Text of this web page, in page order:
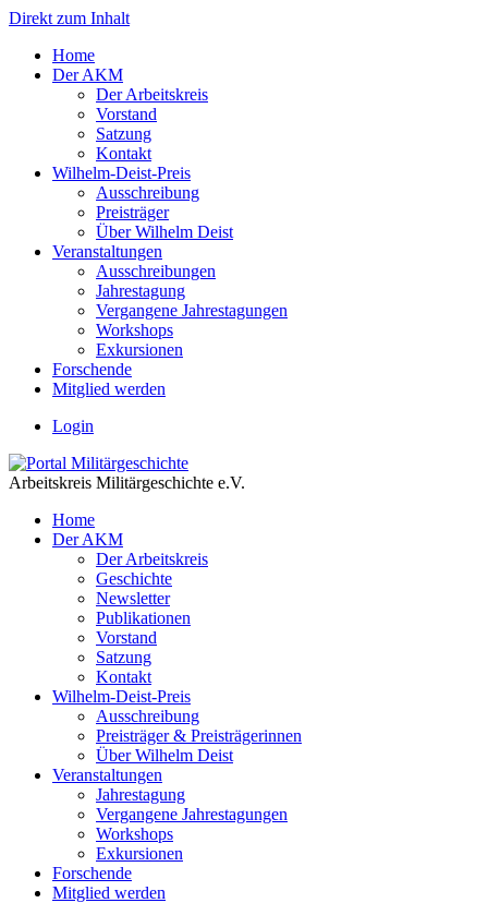
Direkt zum Inhalt
Home
Der AKM
Der Arbeitskreis
Vorstand
Satzung
Kontakt
Wilhelm-Deist-Preis
Ausschreibung
Preisträger
Über Wilhelm Deist
Veranstaltungen
Ausschreibungen
Jahrestagung
Vergangene Jahrestagungen
Workshops
Exkursionen
Forschende
Mitglied werden
Login
Arbeitskreis Militärgeschichte e.V.
Home
Der AKM
Der Arbeitskreis
Geschichte
Newsletter
Publikationen
Vorstand
Satzung
Kontakt
Wilhelm-Deist-Preis
Ausschreibung
Preisträger & Preisträgerinnen
Über Wilhelm Deist
Veranstaltungen
Jahrestagung
Vergangene Jahrestagungen
Workshops
Exkursionen
Forschende
Mitglied werden